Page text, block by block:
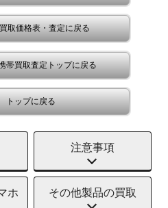
取価格表・査定に戻る
帯買取査定トップに戻る
トップに戻る
注意事項
ホ その他製品の買取